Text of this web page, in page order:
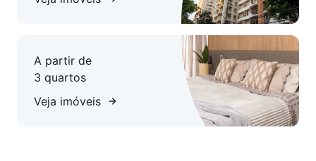
Cozinha com piso em cerâmica, bancadas em granito, fogão
Área de lavanderia coberta por telhado colonial.
Área privativa com piso em cerâmica e armários de despejo.
A partir de
3 quartos
Veja imóveis